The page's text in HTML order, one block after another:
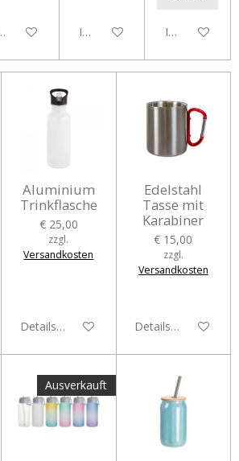
den WarenkorbIn den WarenkorbIn den
Aluminium
Trinkflasche
€ 25,00
zzgl.
Versandkosten
Details anzeigen
Edelstahl
Tasse mit
Karabiner
€ 15,00
zzgl.
Versandkosten
Details anzeigen
Ausverkauft